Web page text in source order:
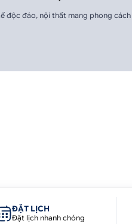
độc đáo, nội thất mang phong
ĐẶT LỊCH
Đặt lịch nhanh chóng